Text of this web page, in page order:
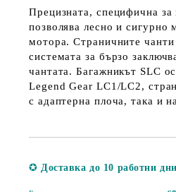
Прецизната, специфична
позволява лесно и сигурно
мотора. Страничните чанти
системата за бързо
чантата. Багажникът SLC
Legend Gear LC1/LC2,
с адаптерна плоча, така и
✪ Доставка до 10 работни